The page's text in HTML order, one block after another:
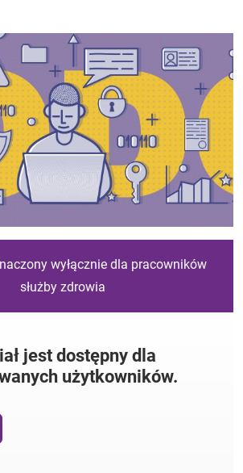
wyłącznie dla pracowników
służby zdrowia
jest dostępny dla
użytkowników.